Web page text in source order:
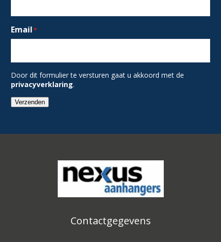
Email*
Door dit formulier te versturen gaat u akkoord met de
privacyverklaring.
Verzenden
Contactgegevens